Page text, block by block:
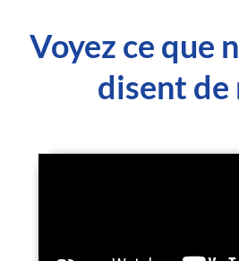
Voyez ce que
disent de